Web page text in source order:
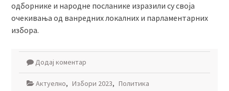
одборнике и народне посланике изразили су своја
очекивања од ванредних локалних и парламентарних
избора.
Додај коментар
Актуелно, Избори 2023, Политика